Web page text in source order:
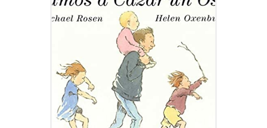
BUY NOW